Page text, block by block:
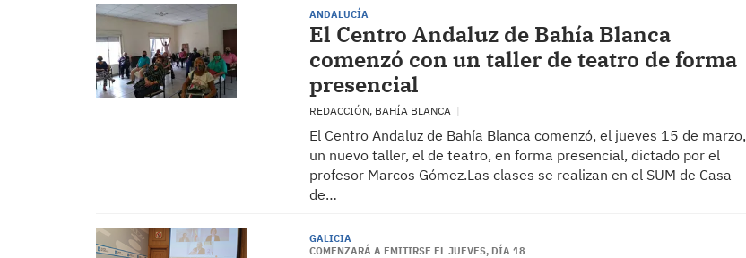
ANDALUCÍA
El Centro Andaluz de Bahía Blanca
comenzó con un taller de teatro de forma
presencial
REDACCIÓN, BAHÍA BLANCA
El Centro Andaluz de Bahía Blanca comenzó, el jueves 15 de marzo,
un nuevo taller, el de teatro, en forma presencial, dictado por el
profesor Marcos Gómez.Las clases se realizan en el SUM de Casa
de…
GALICIA
COMENZARÁ A EMITIRSE EL JUEVES, DÍA 18